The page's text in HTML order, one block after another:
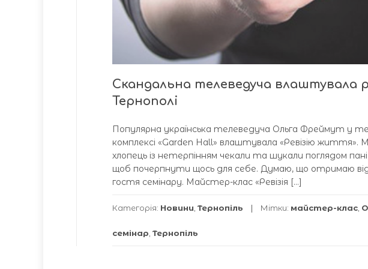
Скандальна телеведуча влаштувала
Тернополі
Популярна українська телеведуча Ольга Фреймут у
комплексі «Garden Hall» влаштувала «Ревізію
хлопець із нетерпінням чекали та шукали поглядом
щоб почерпнути щось для себе. Думаю, що отримаю
гостя семінару. Майстер-клас «Ревізія […]
Категорія: Новини, Тернопіль Мітки: майстер-клас,
семінар, Тернопіль